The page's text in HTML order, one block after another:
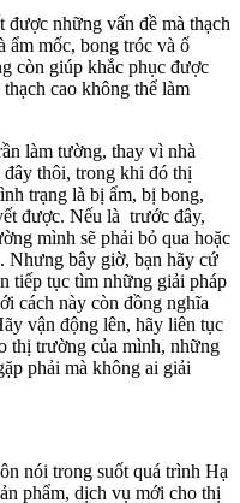
những vấn đề mà thạch
ẩm mốc, bong tróc và ố
còn giúp khắc phục được
cao không thể làm
làm tường, thay vì nhà
thôi, trong khi đó thị
trạng là bị ẩm, bị bong,
được. Nếu là trước đây,
mình sẽ phải bỏ qua hoặc
Nhưng bây giờ, bạn hãy cứ
tiếp tục tìm những giải pháp
cách này còn đồng nghĩa
vận động lên, hãy liên tục
thị trường của mình, những
phải mà không ai giải
nói trong suốt quá trình Hạ
phẩm, dịch vụ mới cho thị